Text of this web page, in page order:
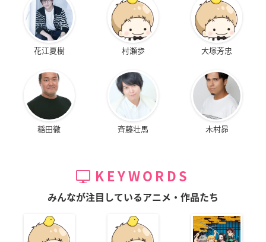
花江夏樹 村瀬歩 大塚芳忠
稲田徹 斉藤壮馬 木村昴
KEYWORDS
みんなが注目しているアニメ・作品たち